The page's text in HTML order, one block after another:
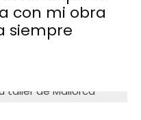
con mi obra
siempre